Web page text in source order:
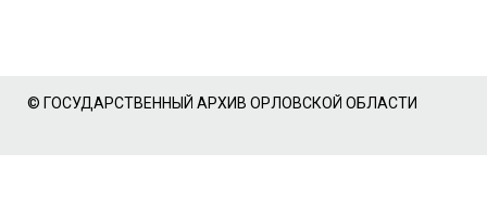
© ГОСУДАРСТВЕННЫЙ АРХИВ ОРЛОВСКОЙ ОБЛАСТИ